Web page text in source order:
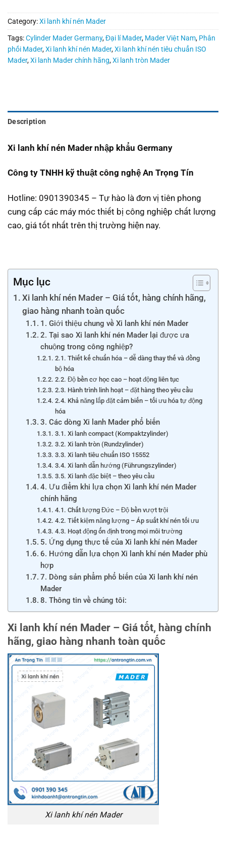
Category:Xi lanh khí nén Mader
Tags:Cylinder Mader Germany,Đại lí Mader, Mader Việt Nam, Phân
phối Mader,Xi lanh khí nén Mader,Xi lanh khí nén tiêu chuẩn ISO
Mader,Xi lanh Mader chính hãng,Xi lanh tròn Mader
Description
Xi lanh khí nén Mader nhập khẩu Germany
Công ty TNHH kỹ thuật công nghệ An Trọng Tín
Hotline: 0901390345 – Tự hào là đơn vị tiên phong
cung cấp các máy móc thiết bị công nghiệp chất lượng
cao, giá tốt nhất trên thị trường hiện nay.
Mục lục
Xi lanh khí nén Mader – Giá tốt, hàng chính hãng,
giao hàng nhanh toàn quốc
1. Giới thiệu chung về Xi lanh khí nén Mader
2. Tại sao Xi lanh khí nén Mader lại được ưa
chuộng trong công nghiệp?
2.1. Thiết kế chuẩn hóa – dễ dàng thay thế và đồng
bộ hóa
2.2. Độ bền cơ học cao – hoạt động liên tục
2.3. Hành trình linh hoạt – đặt hàng theo yêu cầu
2.4. Khả năng lắp đặt cảm biến – tối ưu hóa tự động
hóa
3. Các dòng Xi lanh Mader phổ biến
3.1. Xi lanh compact (Kompaktzylinder)
3.2. Xi lanh tròn (Rundzylinder)
3.3. Xi lanh tiêu chuẩn ISO 15552
3.4. Xi lanh dẫn hướng (Führungszylinder)
3.5. Xi lanh đặc biệt – theo yêu cầu
4. Ưu điểm khi lựa chọn Xi lanh khí nén Mader
chính hãng
4.1. Chất lượng Đức – Độ bền vượt trội
4.2. Tiết kiệm năng lượng – Áp suất khí nén tối ưu
4.3. Hoạt động ổn định trong mọi môi trường
5. Ứng dụng thực tế của Xi lanh khí nén Mader
6. Hướng dẫn lựa chọn Xi lanh khí nén Mader phù
hợp
7. Dòng sản phẩm phổ biến của Xi lanh khí nén
Mader
8. Thông tin về chúng tôi:
Xi lanh khí nén Mader – Giá tốt, hàng chính
hãng, giao hàng nhanh toàn quốc
Xi lanh khí nén Mader